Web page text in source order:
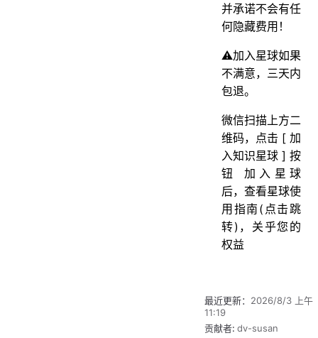
并承诺不会有任
何隐藏费用！
⚠️加入星球如果
不满意，三天内
包退。
微信扫描上方二
维码，点击 [ 加
入知识星球 ] 按
钮 加入星球
后，查看星球使
用指南(点击跳
转)，关乎您的
权益
最近更新： 2026/8/3 上午
11:19
贡献者: dv-susan